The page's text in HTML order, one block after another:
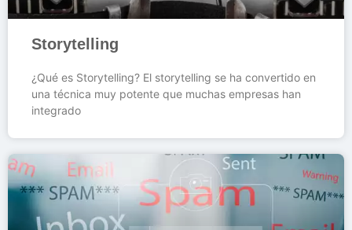
Storytelling
¿Qué es Storytelling? El storytelling se ha convertido en
una técnica muy potente que muchas empresas han
integrado